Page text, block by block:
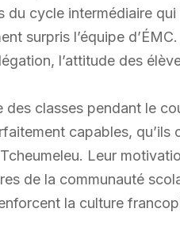
du cycle intermédiaire
surpris l’équipe
l’attitude des
des classes pendant le
capables, qu’ils
Leur
de la communauté
la culture